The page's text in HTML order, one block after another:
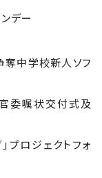
デー
中学校新人ソフ
委嘱状交付式及
プロジェクトフォ